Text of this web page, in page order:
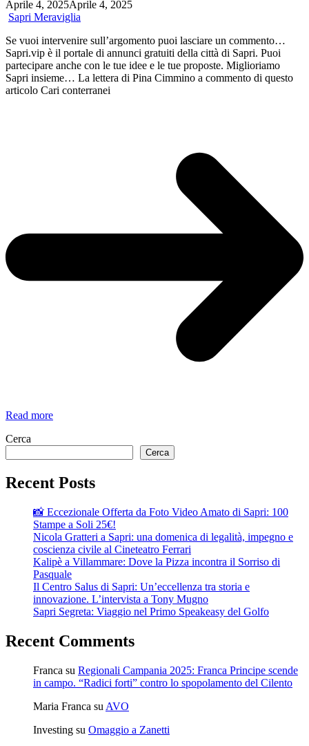
di
martedì
prossimo
in
difesa
dell’ospedale
di
Aprile 4, 2025Aprile 4, 2025
Sapri Meraviglia
Se vuoi intervenire sull’argomento puoi lasciare un commento…
Sapri.vip è il portale di annunci gratuiti della città di Sapri. Puoi
partecipare anche con le tue idee e le tue proposte. Miglioriamo
Sapri insieme… La lettera di Pina Cimmino a commento di questo
articolo Cari conterranei
Read moreChiarimenti
lotta
per
di
Sapri
Cerca
Cerca
Recent Posts
📸 Eccezionale Offerta da Foto Video Amato di Sapri: 100
Stampe a Soli 25€!
Nicola Gratteri a Sapri: una domenica di legalità, impegno e
coscienza civile al Cineteatro Ferrari
Kalipè a Villammare: Dove la Pizza incontra il Sorriso di
Pasquale
Il Centro Salus di Sapri: Un’eccellenza tra storia e
innovazione. L’intervista a Tony Mugno
Sapri Segreta: Viaggio nel Primo Speakeasy del Golfo
Recent Comments
Franca su Regionali Campania 2025: Franca Principe scende
in campo. “Radici forti” contro lo spopolamento del Cilento
Maria Franca su AVO
Investing su Omaggio a Zanetti